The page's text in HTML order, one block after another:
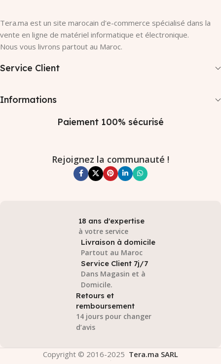
Tera.ma est un site marocain d'e-commerce spécialisé dans la
vente en ligne de matériel informatique et électronique.
Nous vous livrons partout au Maroc.
Service Client
Informations
Paiement 100% sécurisé
Rejoignez la communauté !
18 ans d'expertise
à votre service
Livraison à domicile
Partout au Maroc
Service Client 7j/7
Dans Magasin et à
Domicile.
Retours et
remboursement
14 jours pour changer
d’avis
Copyright © 2016-2025 Tera.ma SARL